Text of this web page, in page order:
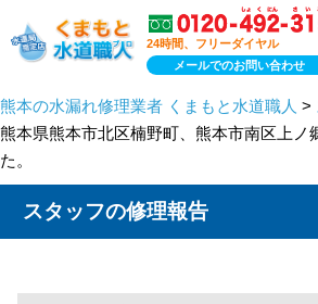
24時間、フリーダイヤル
メールでのお問い合わせ
熊本の水漏れ修理業者 くまもと水道職人 >
熊本県熊本市北区楠野町、熊本市南区上ノ
た。
スタッフの修理報告